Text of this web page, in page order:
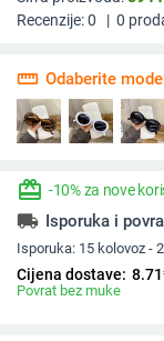
Recenzije:0 | 0
straighten Odaberite
redeem -10% za nove
local_shipping Isporuka i
Isporuka: 15 kolovoz -
Cijena dostave: 8.71
Povrat bez muke